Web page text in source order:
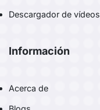
Descargador de vídeos
Información
Acerca de